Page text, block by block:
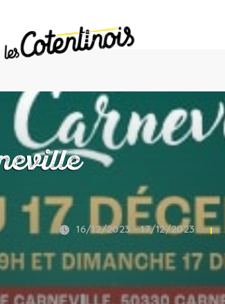
16/12/2023 - 17/12/2023